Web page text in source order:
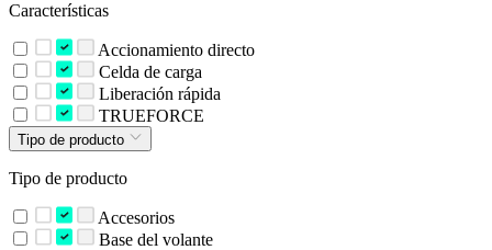
Características
Accionamiento directo
Celda de carga
Liberación rápida
TRUEFORCE
Tipo de producto
Tipo de producto
Accesorios
Base del volante